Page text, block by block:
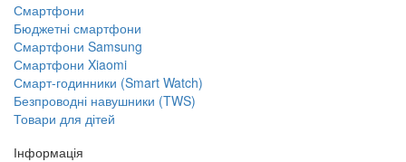
Смартфони
Бюджетні смартфони
Смартфони Samsung
Смартфони Xiaomi
Смарт-годинники (Smart Watch)
Безпроводні навушники (TWS)
Товари для дітей
Інформація